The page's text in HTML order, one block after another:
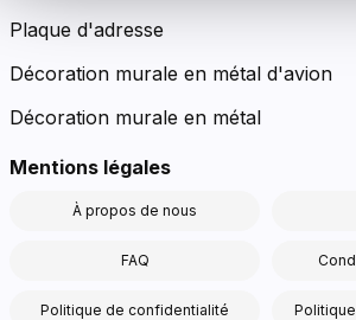
Plaque d'adresse
Décoration murale en métal d'avion
Décoration murale en métal
Mentions légales
À propos de nous
FAQ
Politique de confidentialité